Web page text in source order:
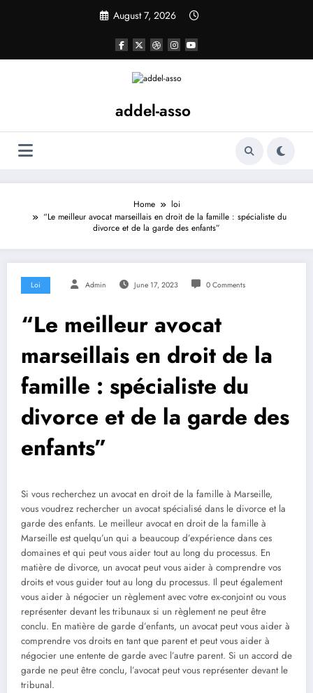
August 7, 2026
addel-asso
Home
loi
“Le meilleur avocat marseillais en droit de la famille : spécialiste du
divorce et de la garde des enfants”
Loi Admin June 17, 2023 0 Comments
“Le meilleur avocat
marseillais en droit de la
famille : spécialiste du
divorce et de la garde des
enfants”
Si vous recherchez un avocat en droit de la famille à Marseille,
vous voudrez rechercher un avocat spécialisé dans le divorce et la
garde des enfants. Le meilleur avocat en droit de la famille à
Marseille est quelqu’un qui a beaucoup d’expérience dans ces
domaines et qui peut vous aider tout au long du processus. En
matière de divorce, un avocat peut vous aider à comprendre vos
droits et vous guider tout au long du processus. Il peut également
vous aider à négocier un règlement avec votre ex-conjoint ou vous
représenter devant les tribunaux si un règlement ne peut être
conclu. En matière de garde d’enfants, un avocat peut vous aider à
comprendre vos droits en tant que parent et peut vous aider à
négocier une entente de garde avec l’autre parent. Si un accord de
garde ne peut être conclu, l’avocat peut vous représenter devant le
tribunal.